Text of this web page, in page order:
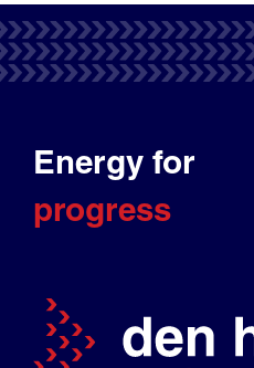
Energy for
progress